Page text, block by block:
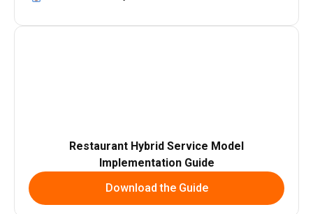
Restaurant Hybrid Service Model
Implementation Guide
Download the Guide